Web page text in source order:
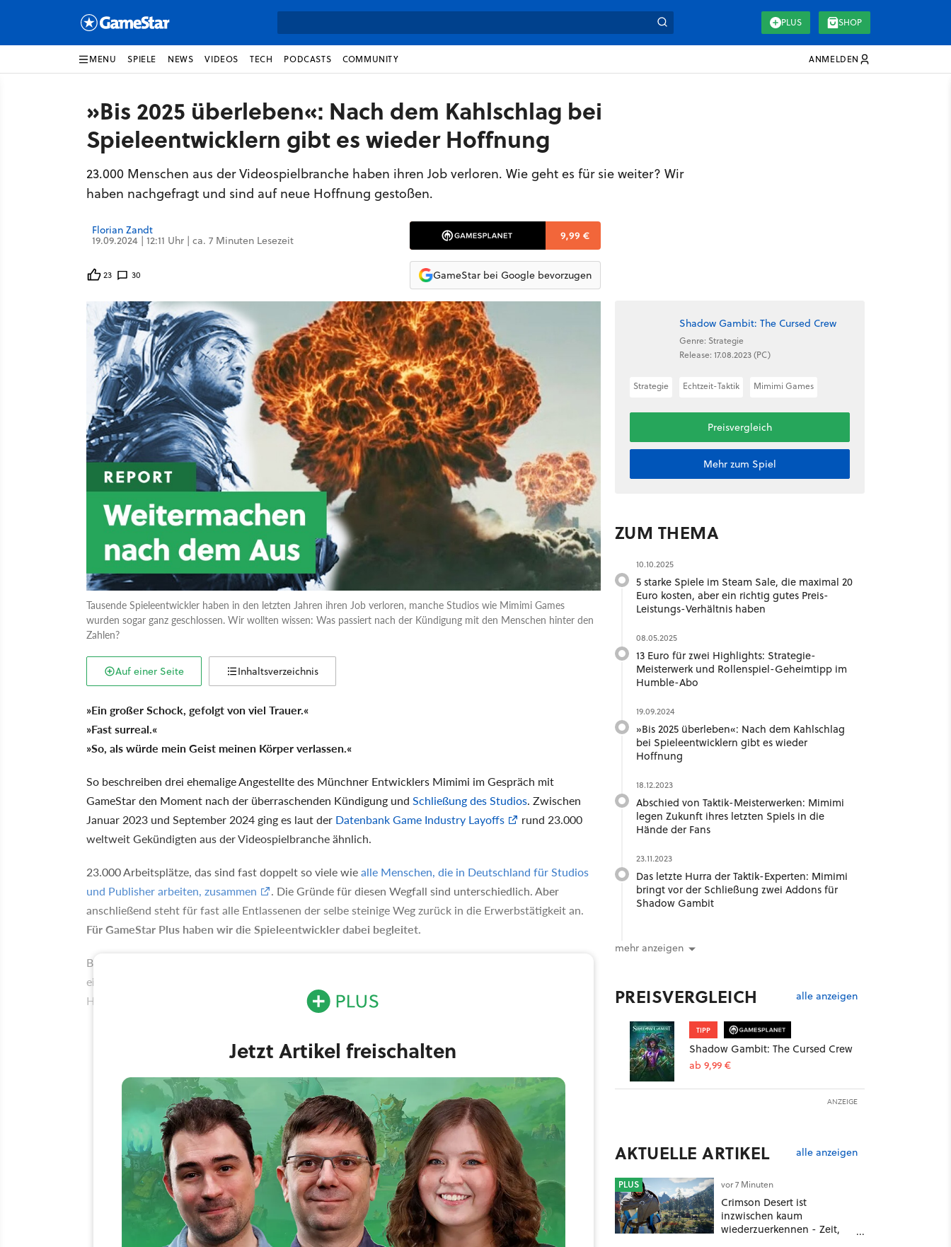
PLUS SHOP
MENU SPIELE NEWS VIDEOS TECH PODCASTS COMMUNITY ANMELDEN
»Bis 2025 überleben«: Nach dem Kahlschlag bei
Spieleentwicklern gibt es wieder Hoffnung
23.000 Menschen aus der Videospielbranche haben ihren Job verloren. Wie geht es für sie weiter? Wir
haben nachgefragt und sind auf neue Hoffnung gestoßen.
Florian Zandt
19.09.2024 | 12:11 Uhr | ca. 7 Minuten Lesezeit
23 30
9,99 €
GameStar bei Google bevorzugen
Tausende Spieleentwickler haben in den letzten Jahren ihren Job verloren, manche Studios wie Mimimi Games
wurden sogar ganz geschlossen. Wir wollten wissen: Was passiert nach der Kündigung mit den Menschen hinter den
Zahlen?
Auf einer Seite Inhaltsverzeichnis
»Ein großer Schock, gefolgt von viel Trauer.«
»Fast surreal.«
»So, als würde mein Geist meinen Körper verlassen.«
So beschreiben drei ehemalige Angestellte des Münchner Entwicklers Mimimi im Gespräch mit
GameStar den Moment nach der überraschenden Kündigung und Schließung des Studios. Zwischen
Januar 2023 und September 2024 ging es laut der Datenbank Game Industry Layoffs
rund 23.000
weltweit Gekündigten aus der Videospielbranche ähnlich.
23.000 Arbeitsplätze, das sind fast doppelt so viele wiealle Menschen, die in Deutschland für Studios
und Publisher arbeiten, zusammen
. Die Gründe für diesen Wegfall sind unterschiedlich. Aber
anschließend steht für fast alle Entlassenen der selbe steinige Weg zurück in die Erwerbstätigkeit an.
Für GameStar Plus haben wir die Spieleentwickler dabei begleitet.
Bei Mimimi sind die Gründe für das Aus eher persönlicher Natur. Die beiden Gründer haben sich laut
eigener Aussage aufgerieben, ihre Familie vernachlässigt und wollen deswegen nicht mehr im
Hamsterrad aus Veröffentlichungszyklen gefangen sein.
Jetzt Artikel freischalten
Shadow Gambit: The Cursed Crew
Genre: Strategie
Release: 17.08.2023 (PC)
Strategie Echtzeit-Taktik Mimimi Games
Preisvergleich
Mehr zum Spiel
ZUM THEMA
10.10.2025
5 starke Spiele im Steam Sale, die maximal 20
Euro kosten, aber ein richtig gutes Preis-
Leistungs-Verhältnis haben
08.05.2025
13 Euro für zwei Highlights: Strategie-
Meisterwerk und Rollenspiel-Geheimtipp im
Humble-Abo
19.09.2024
»Bis 2025 überleben«: Nach dem Kahlschlag
bei Spieleentwicklern gibt es wieder
Hoffnung
18.12.2023
Abschied von Taktik-Meisterwerken: Mimimi
legen Zukunft ihres letzten Spiels in die
Hände der Fans
23.11.2023
Das letzte Hurra der Taktik-Experten: Mimimi
bringt vor der Schließung zwei Addons für
Shadow Gambit
mehr anzeigen
PREISVERGLEICH alle anzeigen
TIPP
Shadow Gambit: The Cursed Crew
ab 9,99 €
ANZEIGE
AKTUELLE ARTIKEL alle anzeigen
PLUS vor 7 Minuten
Crimson Desert ist
inzwischen kaum
wiederzuerkennen - Zeit,